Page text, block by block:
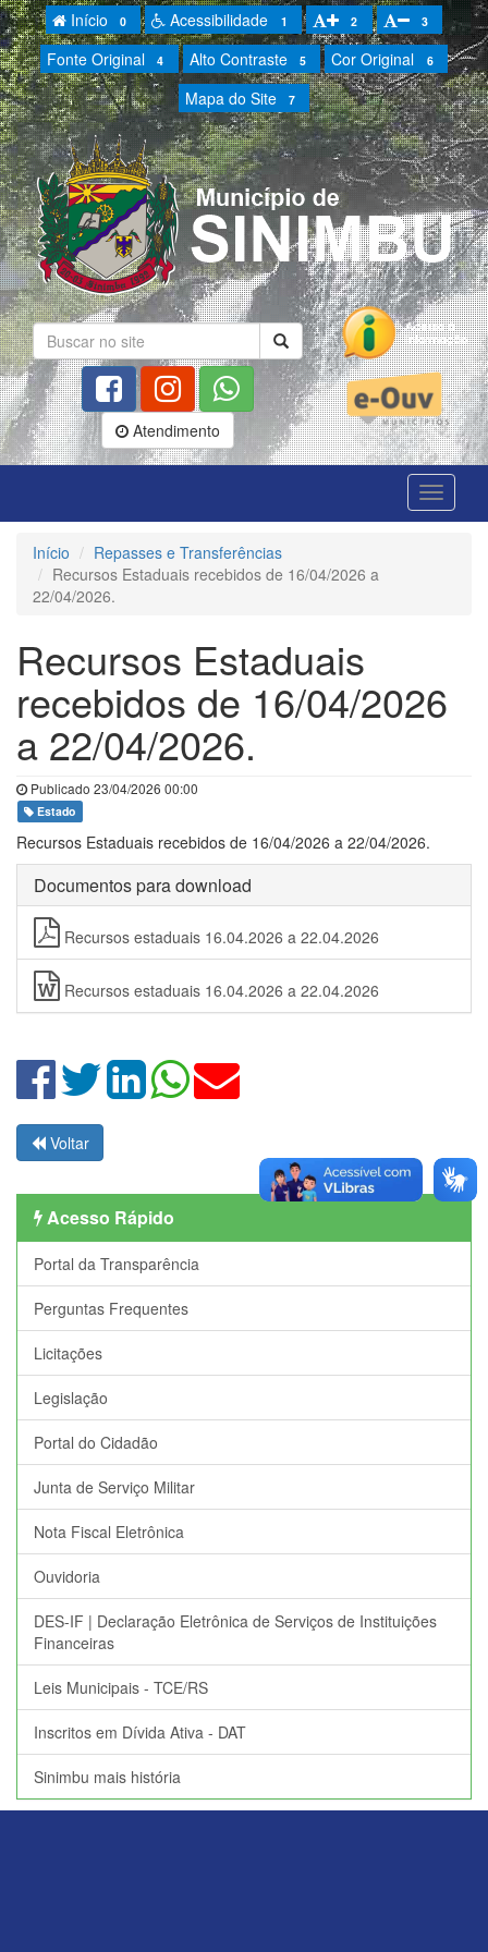
Início 0 Acessibilidade 1 2 3
Fonte Original 4 Alto Contraste 5 Cor Original 6
Mapa do Site 7
Atendimento
Início
Repasses e Transferências
Recursos Estaduais recebidos de 16/04/2026 a
22/04/2026.
Recursos Estaduais
recebidos de 16/04/2026
a 22/04/2026.
Publicado 23/04/2026 00:00
Estado
Recursos Estaduais recebidos de 16/04/2026 a 22/04/2026.
Documentos para download
Recursos estaduais 16.04.2026 a 22.04.2026
Recursos estaduais 16.04.2026 a 22.04.2026
Voltar
Acesso Rápido
Portal da Transparência
Perguntas Frequentes
Licitações
Legislação
Portal do Cidadão
Junta de Serviço Militar
Nota Fiscal Eletrônica
Ouvidoria
DES-IF | Declaração Eletrônica de Serviços de Instituições
Financeiras
Leis Municipais - TCE/RS
Inscritos em Dívida Ativa - DAT
Sinimbu mais história